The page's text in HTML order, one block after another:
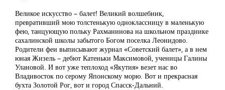
Великое искусство – балет! Великий волшебник,
превративший мою толстенькую одноклассницу в маленькую
фею, танцующую польку Рахманинова на школьном празднике
сахалинской школы забытого Богом поселка Леонидово.
Родители феи выписывают журнал «Советский балет», а в нем
юная Жизель – дебют Катеньки Максимовой, ученицы Галины
Улановой. И вот уже теплоход «Якутия» везет нас во
Владивосток по серому Японскому морю. Вот и прекрасная
бухта Золотой Рог, вот и город Спасск-Дальний.